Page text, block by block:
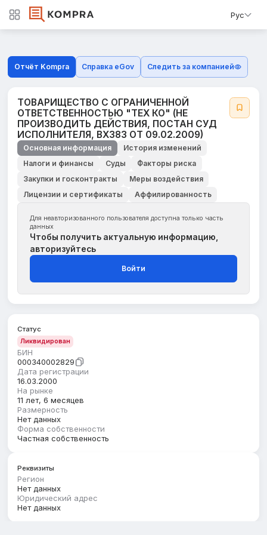
Рус
Отчёт Kompra Справка eGov Следить за компанией
ТОВАРИЩЕСТВО С ОГРАНИЧЕННОЙ
ОТВЕТСТВЕННОСТЬЮ "ТЕХ КО" (НЕ
ПРОИЗВОДИТЬ ДЕЙСТВИЯ, ПОСТАН СУД
ИСПОЛНИТЕЛЯ, ВХ383 ОТ 09.02.2009)
Основная информация
История изменений
Налоги и финансы
Суды
Факторы риска
Закупки и госконтракты
Меры воздействия
Лицензии и сертификаты
Аффилированность
Для неавторизованного пользователя доступна только часть
данных
Чтобы получить актуальную информацию,
авторизуйтесь
Войти
Статус
Ликвидирован
БИН
000340002829
Дата регистрации
16.03.2000
На рынке
11 лет, 6 месяцев
Размерность
Нет данных
Форма собственности
Частная собственность
Реквизиты
Регион
Нет данных
Юридический адрес
Нет данных